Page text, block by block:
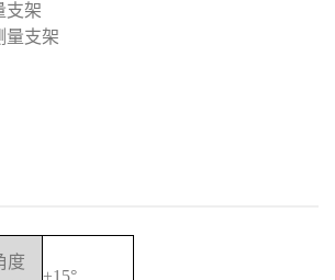
支架
量支架
度
±15°